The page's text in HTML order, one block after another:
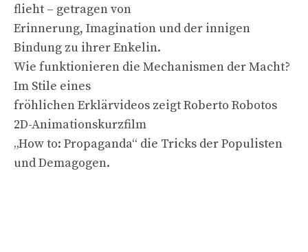
flieht – getragen von
Erinnerung, Imagination und der innigen
Bindung zu ihrer Enkelin.
Wie funktionieren die Mechanismen der Macht?
Im Stile eines
fröhlichen Erklärvideos zeigt Roberto Robotos
2D-Animationskurzfilm
„How to: Propaganda“ die Tricks der Populisten
und Demagogen.